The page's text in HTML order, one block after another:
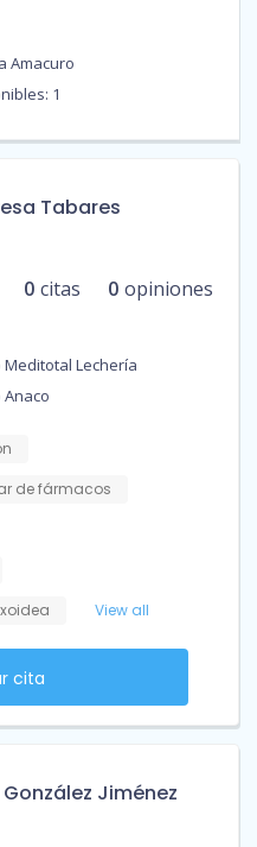
Amacuro
1
Tabares
0 citas 0 opiniones
Lechería
de fármacos
View all
cita
Jiménez